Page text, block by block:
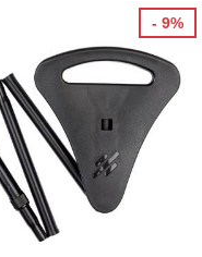
- 9%